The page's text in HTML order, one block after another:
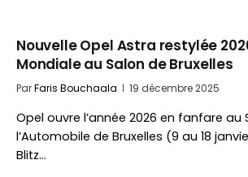
Nouvelle Opel Astra restylée
Mondiale au Salon de Bruxelles
ParFaris Bouchaala 19 décembre 2025
Opel ouvre l’année 2026 en fanfare au
l’Automobile de Bruxelles (9 au 18
Blitz…